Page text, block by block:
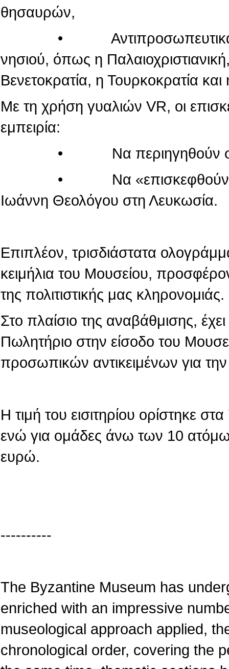
θησαυρών,
• Αντιπροσωπευτικά
νησιού, όπως η
Βενετοκρατία, η Τουρκοκρατία
Με τη χρήση γυαλιών VR, οι
εμπειρία:
• Να περιηγηθούν στον
• Να «επισκεφθούν» τον
Ιωάννη Θεολόγου στη Λευκωσία.
Επιπλέον, τρισδιάστατα
κειμήλια του Μουσείου,
της πολιτιστικής μας κληρονομιάς.
Στο πλαίσιο της αναβάθμισης,
Πωλητήριο στην είσοδο του
προσωπικών αντικειμένων για
Η τιμή του εισιτηρίου ορίστηκε
ενώ για ομάδες άνω των 10
ευρώ.
----------
The Byzantine Museum has
enriched with an impressive
museological approach applied,
chronological order, covering the